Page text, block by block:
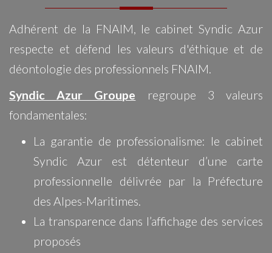
Adhérent de la FNAIM, le cabinet Syndic Azur
respecte et défend les valeurs d'éthique et de
déontologie des professionnels FNAIM.
Syndic Azur Groupe regroupe 3 valeurs
fondamentales:
La garantie de professionalisme: le cabinet
Syndic Azur est détenteur d’une carte
professionnelle délivrée par la Préfecture
des Alpes-Maritimes.
La transparence dans l’affichage des services
proposés